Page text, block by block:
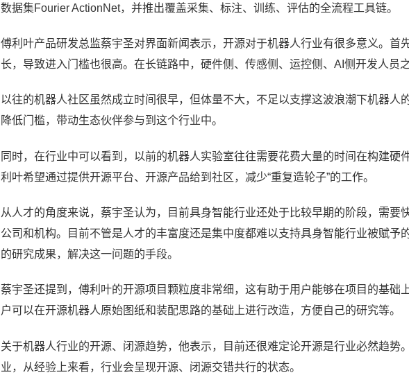
数据集Fourier ActionNet，并推出覆盖采集、标注、训练、评估的全流程工具链。
傅利叶产品研发总监蔡宇圣对界面新闻表示，开源对于机器人行业有很多意义。首
长，导致进入门槛也很高。在长链路中，硬件侧、传感侧、运控侧、AI侧开发人员
以往的机器人社区虽然成立时间很早， 但体量不大，不足以支撑这波浪潮下机器人
降低门槛，带动生态伙伴参与到这个行业中。
同时，在行业中可以看到，以前的机器人实验室往往需要花费大量的时间在构建硬
利叶希望通过提供开源平台、开源产品给到社区，减少“重复造轮子”的工作。
从人才的角度来说， 蔡宇圣认为，目前具身智能行业还处于比较早期的阶段，需要
公司和机构。目前不管是人才的丰富度还是集中度都难以支持具身智能行业被赋予
的研究成果，解决这一问题的手段。
蔡宇圣还提到，傅利叶的开源项目颗粒度非常细，这有助于用户能够在项目的基础
户可以在开源机器人原始图纸和装配思路的基础上进行改造，方便自己的研究等。
关于机器人行业的开源、闭源趋势，他表示，目前还很难定论开源是行业必然趋势
业，从经验上来看，行业会呈现开源、 闭源交错共行的状态。